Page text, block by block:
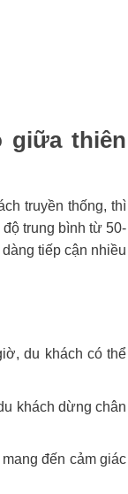
giữa thiên
truyền thống, thì
trung bình từ 50-
tiếp cận nhiều
du khách có thể
khách dừng chân
đến cảm giác